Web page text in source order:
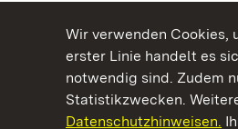
Wir verwenden Cookies,
erster Linie handelt es
notwendig sind. Zudem
Statistikzwecken.
Datenschutzhinweisen.